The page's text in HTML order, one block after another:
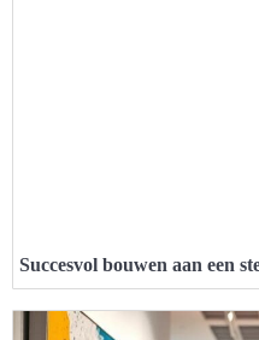
Succesvol bouwen aan een